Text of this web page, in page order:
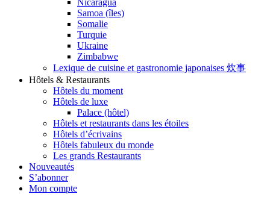
Nicaragua
Samoa (îles)
Somalie
Turquie
Ukraine
Zimbabwe
Lexique de cuisine et gastronomie japonaises 炊事
Hôtels & Restaurants
Hôtels du moment
Hôtels de luxe
Palace (hôtel)
Hôtels et restaurants dans les étoiles
Hôtels d’écrivains
Hôtels fabuleux du monde
Les grands Restaurants
Nouveautés
S’abonner
Mon compte